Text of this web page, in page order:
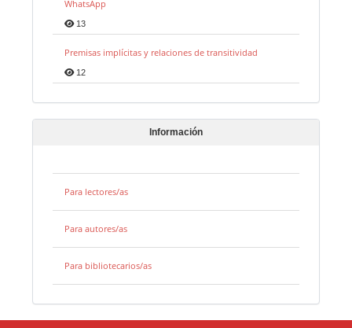
WhatsApp
13
Premisas implícitas y relaciones de transitividad
12
Información
Para lectores/as
Para autores/as
Para bibliotecarios/as